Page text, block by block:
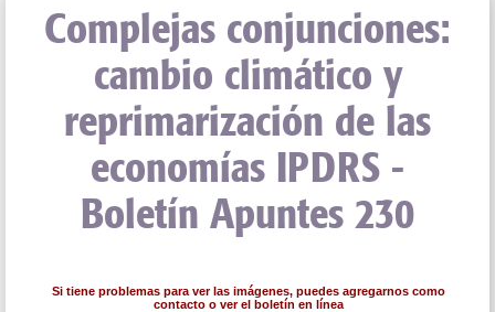
Complejas conjunciones:
cambio climático y
reprimarización de las
economías IPDRS -
Boletín Apuntes 230